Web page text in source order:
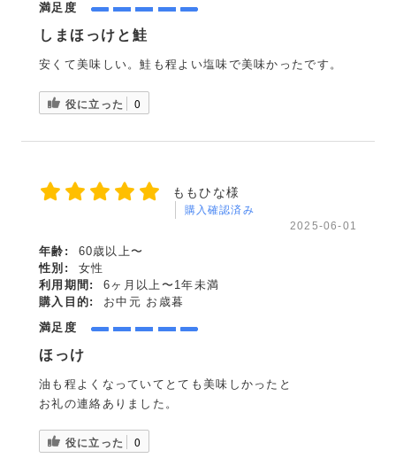
満足度
しまほっけと鮭
安くて美味しい。鮭も程よい塩味で美味かったです。
役に立った 0
ももひな様
購入確認済み
2025-06-01
年齢:
60歳以上〜
性別:
女性
利用期間:
6ヶ月以上〜1年未満
購入目的:
お中元 お歳暮
満足度
ほっけ
油も程よくなっていてとても美味しかったと
お礼の連絡ありました。
役に立った 0